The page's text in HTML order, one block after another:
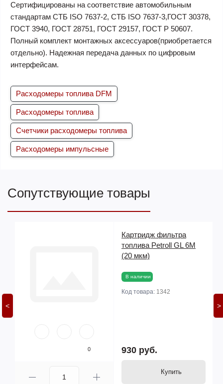
Сертифицированы на соответствие автомобильным
стандартам СТБ ISO 7637-2, СТБ ISO 7637-3,ГОСТ 30378,
ГОСТ 3940, ГОСТ 28751, ГОСТ 29157, ГОСТ Р 50607.
Полный комплект монтажных аксессуаров(приобретается
отдельно). Надежная передача данных по цифровым
интерфейсам.
Расходомеры топлива DFM
Расходомеры топлива
Счетчики расходомеры топлива
Расходомеры импульсные
Сопутствующие товары
<
0
Картридж фильтра
топлива Petroll GL 6M
(20 мкм)
В наличии
Код товара: 1342
930 руб.
Купить
>